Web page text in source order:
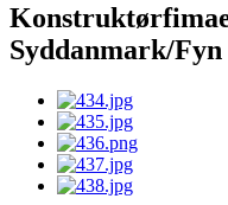
Syddanmark/Fyn